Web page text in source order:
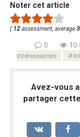
Noter cet article
( 12 assessment, average
0 10
intéressantes
Avez-vous
partager